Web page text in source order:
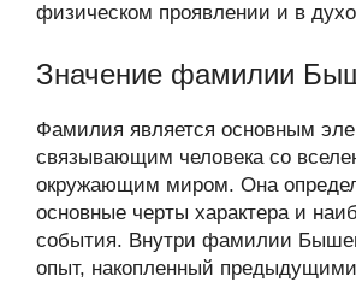
физическом проявлении и в
Значение фамилии
Фамилия является основным
связывающим человека со
окружающим миром. Она
основные черты характера и
события. Внутри фамилии
опыт, накопленный